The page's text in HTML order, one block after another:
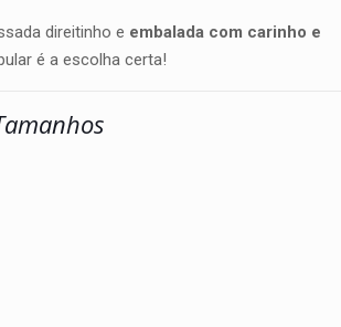
direitinho e embalada com carinho e
é a escolha certa!